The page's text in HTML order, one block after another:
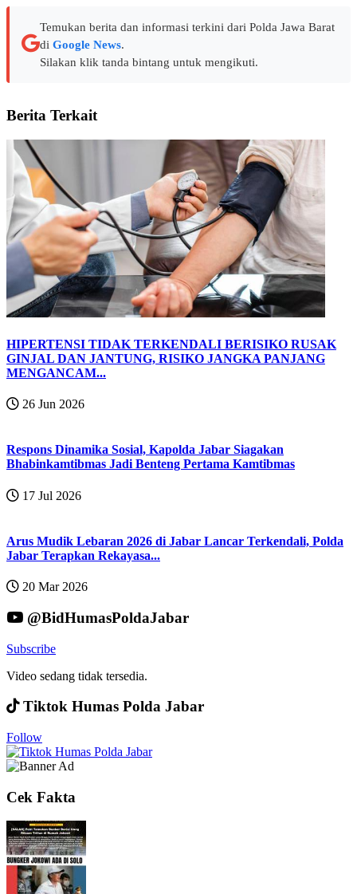
Temukan berita dan informasi terkini dari Polda Jawa Barat
di Google News.
Silakan klik tanda bintang untuk mengikuti.
Berita Terkait
HIPERTENSI TIDAK TERKENDALI BERISIKO RUSAK
GINJAL DAN JANTUNG, RISIKO JANGKA PANJANG
MENGANCAM...
26 Jun 2026
Respons Dinamika Sosial, Kapolda Jabar Siagakan
Bhabinkamtibmas Jadi Benteng Pertama Kamtibmas
17 Jul 2026
Arus Mudik Lebaran 2026 di Jabar Lancar Terkendali, Polda
Jabar Terapkan Rekayasa...
20 Mar 2026
@BidHumasPoldaJabar
Subscribe
Video sedang tidak tersedia.
Tiktok Humas Polda Jabar
Follow
Cek Fakta